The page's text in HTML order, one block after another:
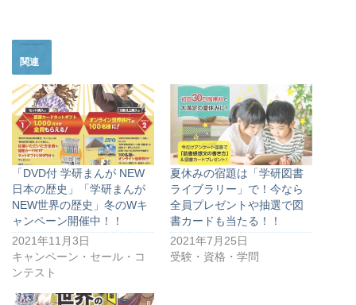
関連
「DVD付 学研まんが NEW
日本の歴史」「学研まんが
NEW世界の歴史」冬のWキ
ャンペーン開催中！！
2021年11月3日
キャンペーン・セール・コ
ンテスト
夏休みの宿題は「学研図書
ライブラリー」で！今なら
全員プレゼントや抽選で図
書カードも当たる！！
2021年7月25日
受験・資格・学問